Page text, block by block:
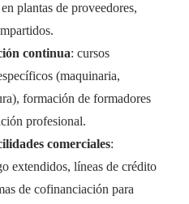
plantas de proveedores,
continua: cursos
(maquinaria,
formación de formadores
profesional.
comerciales:
extendidos, líneas de crédito
de cofinanciación para